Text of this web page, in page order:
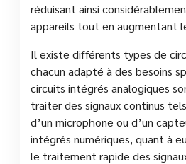
réduisant ainsi
appareils tout en augmentant
Il existe différents types de
chacun adapté à des besoins
circuits intégrés analogiques
traiter des signaux continus
d’un microphone ou d’un
intégrés numériques, quant à
le traitement rapide des